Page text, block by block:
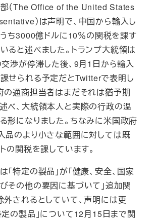
（The Office of the United States
）は声明で、中国から輸入し
ち3000億ドルに10％の関税を課す
ると述べました。トランプ大統領は
渉が停滞した後、9月1日から輸入
せられる予定だとTwitterで表明し
の通商担当者はまだそれは猶予期
べ、大統領本人と実際の行政の温
形になりました。ちなみに米国政府
品のより小さな範囲に対しては既
の関税を課しています。
「特定の製品」が「健康、安全、国家
その他の要因に基づいて」追加関
外されるとしていて、声明には更
定の製品」について12月15日まで関